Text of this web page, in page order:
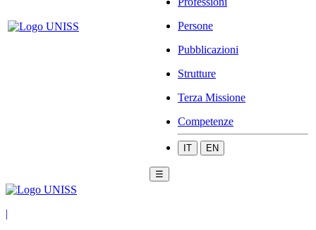
Persone
Pubblicazioni
Strutture
Terza Missione
Competenze
IT EN
☰
|